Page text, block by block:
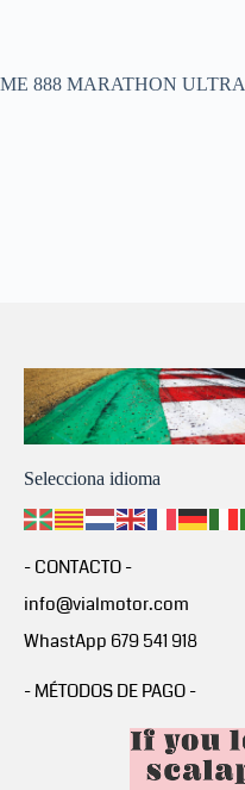
ME 888 MARATHON ULTRA
Selecciona idioma
- CONTACTO -
info@vialmotor.com
WhastApp 679 541 918
- MÉTODOS DE PAGO -